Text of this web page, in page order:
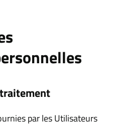
par les Utilisateurs